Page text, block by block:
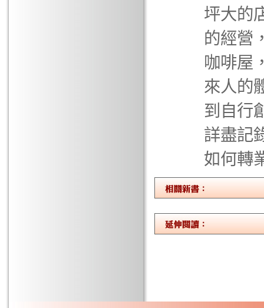
坪大的
的經營
咖啡屋
來人的
到自行
詳盡記
如何轉